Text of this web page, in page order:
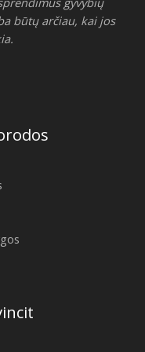
būtų arčiau, kai jos